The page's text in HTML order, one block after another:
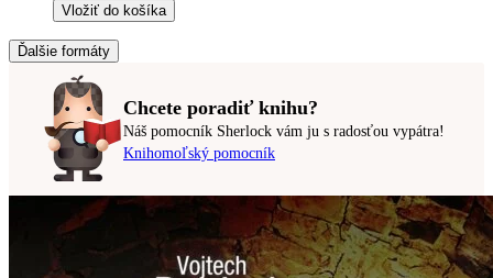
Vložiť do košíka
Ďalšie formáty
Chcete poradiť knihu?
Náš pomocník Sherlock vám ju s radosťou vypátra!
Knihomoľský pomocník